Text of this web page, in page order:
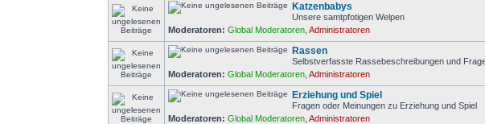
Katzenbabys
Unsere samtpfotigen Welpen
Moderatoren: Global Moderatoren ,Administratoren
Rassen
Selbstverfasste Rassebeschreibungen und
Moderatoren: Global Moderatoren ,Administratoren
Erziehung und Spiel
Fragen oder Meinungen zu Erziehung und Spiel
Moderatoren: Global Moderatoren ,Administratoren